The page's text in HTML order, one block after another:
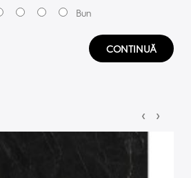
Bun
CONTINUĂ
‹ ›